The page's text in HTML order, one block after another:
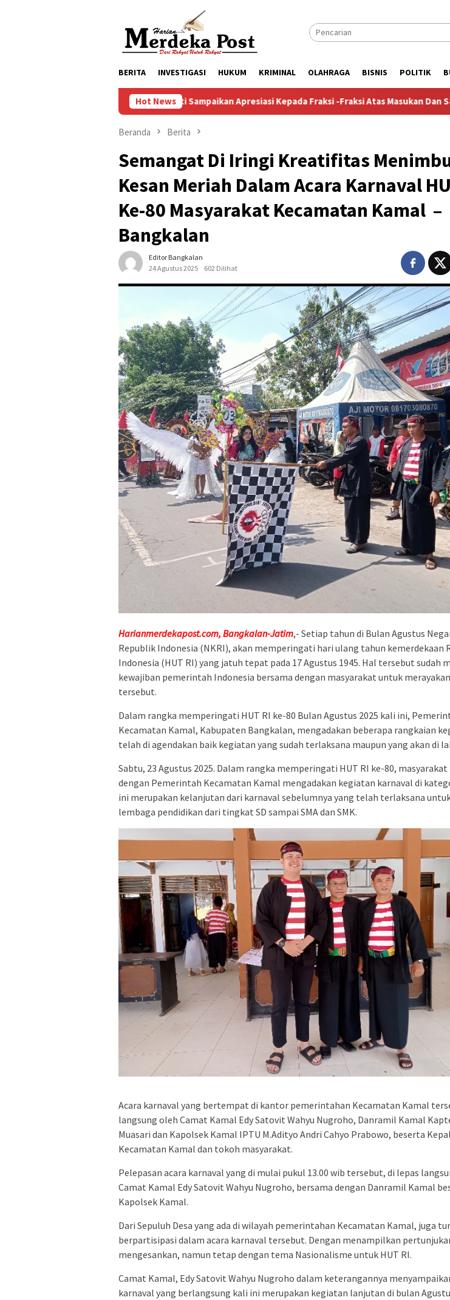
BERITA INVESTIGASI HUKUM KRIMINAL OLAHRAGA BISNIS POLITIK
Hot News
Mas Bupati Sampaikan Apresiasi Kepada Fraksi -Fraksi Atas Masukan Dan Saran Atas 4 Raperda Non-APBD
Beranda Berita
Semangat Di Iringi Kreatifitas
Kesan Meriah Dalam Acara Karnaval
Ke-80 Masyarakat Kecamatan Kamal –
Bangkalan
Editor Bangkalan
24 Agustus 2025
602 Dilihat
Harianmerdekapost.com, Bangkalan-Jatim,- Setiap tahun di Bulan Agustus
Republik Indonesia (NKRI), akan memperingati hari ulang tahun kemerdekaan
Indonesia (HUT RI) yang jatuh tepat pada 17 Agustus 1945. Hal tersebut sudah
kewajiban pemerintah Indonesia bersama dengan masyarakat untuk
tersebut.
Dalam rangka memperingati HUT RI ke-80 Bulan Agustus 2025 kali ini,
Kecamatan Kamal, Kabupaten Bangkalan, mengadakan beberapa rangkaian
telah di agendakan baik kegiatan yang sudah terlaksana maupun yang akan di
Sabtu, 23 Agustus 2025. Dalam rangka memperingati HUT RI ke-80, masyarakat
dengan Pemerintah Kecamatan Kamal mengadakan kegiatan karnaval di
ini merupakan kelanjutan dari karnaval sebelumnya yang telah terlaksana
lembaga pendidikan dari tingkat SD sampai SMA dan SMK.
Acara karnaval yang bertempat di kantor pemerintahan Kecamatan Kamal
langsung oleh Camat Kamal Edy Satovit Wahyu Nugroho, Danramil Kamal
Muasari dan Kapolsek Kamal IPTU M.Adityo Andri Cahyo Prabowo, beserta
Kecamatan Kamal dan tokoh masyarakat.
Pelepasan acara karnaval yang di mulai pukul 13.00 wib tersebut, di lepas
Camat Kamal Edy Satovit Wahyu Nugroho, bersama dengan Danramil Kamal
Kapolsek Kamal.
Dari Sepuluh Desa yang ada di wilayah pemerintahan Kecamatan Kamal, juga
berpartisipasi dalam acara karnaval tersebut. Dengan menampilkan
mengesankan, namun tetap dengan tema Nasionalisme untuk HUT RI.
Camat Kamal, Edy Satovit Wahyu Nugroho dalam keterangannya
karnaval yang berlangsung kali ini merupakan kegiatan lanjutan di bulan